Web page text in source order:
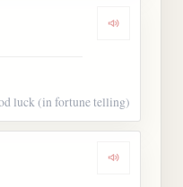
Dengarkan
luck (in fortune telling)
Dengarkan